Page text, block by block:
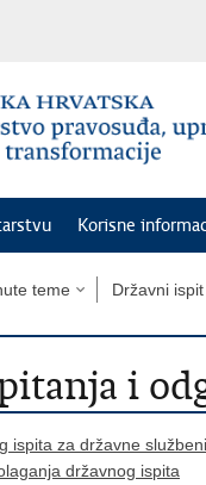
Korisne
teme Državni ispit
i
ispita za državne
državnog ispita